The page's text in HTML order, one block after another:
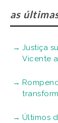
as
Justiça
Vicente
Últimos